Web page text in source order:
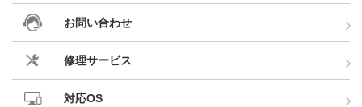
お問い合わせ
修理サービス
対応OS